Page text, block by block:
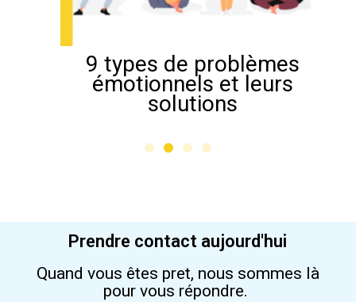
9 types de problèmes
émotionnels et leurs
solutions
Prendre contact aujourd'hui
Quand vous êtes pret, nous sommes là
pour vous répondre.